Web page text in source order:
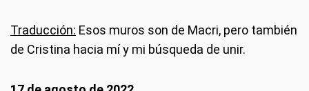
Traducción: Esos muros son de Macri, pero también
de Cristina hacia mí y mi búsqueda de unir.